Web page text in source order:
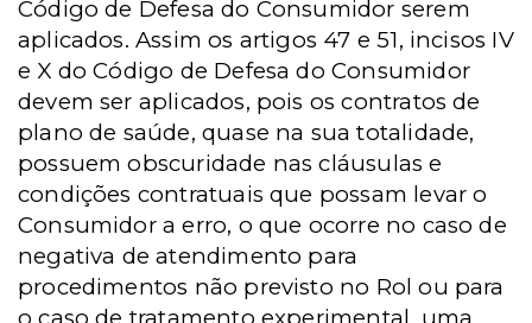
Código de Defesa do Consumidor serem
aplicados. Assim os artigos 47 e 51, incisos IV
e X do Código de Defesa do Consumidor
devem ser aplicados, pois os contratos de
plano de saúde, quase na sua totalidade,
possuem obscuridade nas cláusulas e
condições contratuais que possam levar o
Consumidor a erro, o que ocorre no caso de
negativa de atendimento para
procedimentos não previsto no Rol ou para